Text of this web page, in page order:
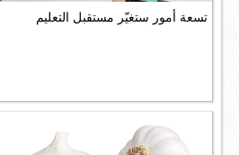
تسعة أمور ستغيّر مستقبل التعليم